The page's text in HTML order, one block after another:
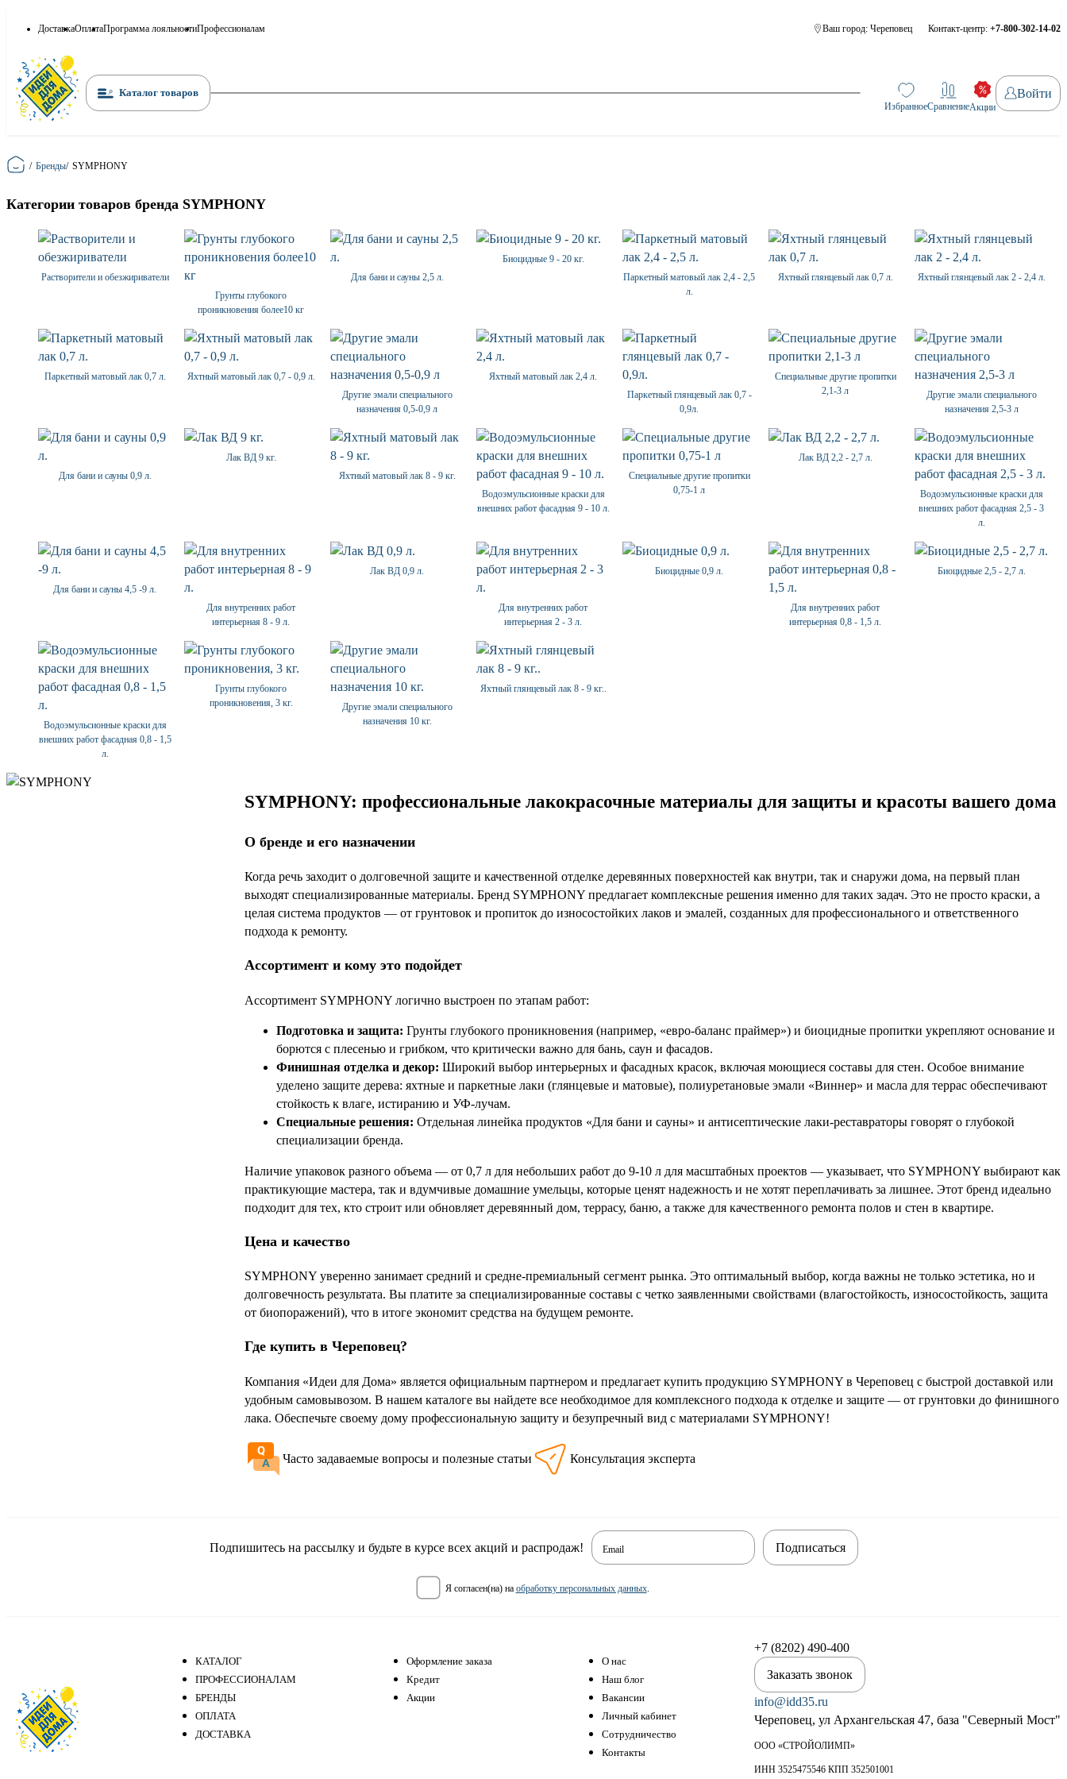
ДоставкаОплатаПрограмма лояльностиПрофессионалам Ваш город: Череповец Контакт-центр: +7-800-302-14-02
Каталог товаров
ИзбранноеСравнениеАкции
Войти
Главная
/ Бренды/ SYMPHONY
Категории товаров бренда SYMPHONY
Растворители и обезжириватели
Грунты глубокого
проникновения более10 кг
Для бани и сауны 2,5 л.
Биоцидные 9 - 20 кг.
Паркетный матовый лак 2,4 - 2,5
л.
Яхтный глянцевый лак 0,7 л. Яхтный глянцевый лак 2 - 2,4 л.
Паркетный матовый лак 0,7 л.
Яхтный матовый лак 0,7 - 0,9 л.
Другие эмали специального
назначения 0,5-0,9 л
Яхтный матовый лак 2,4 л.
Паркетный глянцевый лак 0,7 -
0,9л.
Специальные другие пропитки
2,1-3 л
Другие эмали специального
назначения 2,5-3 л
Для бани и сауны 0,9 л.
Лак ВД 9 кг.
Яхтный матовый лак 8 - 9 кг.
Водоэмульсионные краски для
внешних работ фасадная 9 - 10 л.
Специальные другие пропитки
0,75-1 л
Лак ВД 2,2 - 2,7 л.
Водоэмульсионные краски для
внешних работ фасадная 2,5 - 3
л.
Для бани и сауны 4,5 -9 л.
Для внутренних работ
интерьерная 8 - 9 л.
Лак ВД 0,9 л.
Для внутренних работ
интерьерная 2 - 3 л.
Биоцидные 0,9 л.
Для внутренних работ
интерьерная 0,8 - 1,5 л.
Биоцидные 2,5 - 2,7 л.
Водоэмульсионные краски для
внешних работ фасадная 0,8 - 1,5
л.
Грунты глубокого
проникновения, 3 кг.
Другие эмали специального
назначения 10 кг.
Яхтный глянцевый лак 8 - 9 кг..
SYMPHONY: профессиональные лакокрасочные материалы для защиты и красоты вашего дома
О бренде и его назначении
Когда речь заходит о долговечной защите и качественной отделке деревянных поверхностей как внутри, так и снаружи дома, на первый план
выходят специализированные материалы. Бренд SYMPHONY предлагает комплексные решения именно для таких задач. Это не просто краски, а
целая система продуктов — от грунтовок и пропиток до износостойких лаков и эмалей, созданных для профессионального и ответственного
подхода к ремонту.
Ассортимент и кому это подойдет
Ассортимент SYMPHONY логично выстроен по этапам работ:
Подготовка и защита: Грунты глубокого проникновения (например, «евро-баланс праймер») и биоцидные пропитки укрепляют основание и
борются с плесенью и грибком, что критически важно для бань, саун и фасадов.
Финишная отделка и декор: Широкий выбор интерьерных и фасадных красок, включая моющиеся составы для стен. Особое внимание
уделено защите дерева: яхтные и паркетные лаки (глянцевые и матовые), полиуретановые эмали «Виннер» и масла для террас обеспечивают
стойкость к влаге, истиранию и УФ-лучам.
Специальные решения: Отдельная линейка продуктов «Для бани и сауны» и антисептические лаки-реставраторы говорят о глубокой
специализации бренда.
Наличие упаковок разного объема — от 0,7 л для небольших работ до 9-10 л для масштабных проектов — указывает, что SYMPHONY выбирают как
практикующие мастера, так и вдумчивые домашние умельцы, которые ценят надежность и не хотят переплачивать за лишнее. Этот бренд идеально
подходит для тех, кто строит или обновляет деревянный дом, террасу, баню, а также для качественного ремонта полов и стен в квартире.
Цена и качество
SYMPHONY уверенно занимает средний и средне-премиальный сегмент рынка. Это оптимальный выбор, когда важны не только эстетика, но и
долговечность результата. Вы платите за специализированные составы с четко заявленными свойствами (влагостойкость, износостойкость, защита
от биопоражений), что в итоге экономит средства на будущем ремонте.
Где купить в Череповец?
Компания «Идеи для Дома» является официальным партнером и предлагает купить продукцию SYMPHONY в Череповец с быстрой доставкой или
удобным самовывозом. В нашем каталоге вы найдете все необходимое для комплексного подхода к отделке и защите — от грунтовки до финишного
лака. Обеспечьте своему дому профессиональную защиту и безупречный вид с материалами SYMPHONY!
Часто задаваемые вопросы и полезные статьи Консультация эксперта
Подпишитесь на рассылку и будьте в курсе всех акций и распродаж! Email
я согласен(на) на обработку персональных данных.
Подписаться
КАТАЛОГ
ПРОФЕССИОНАЛАМ
БРЕНДЫ
ОПЛАТА
ДОСТАВКА
Оформление заказа
Кредит
Акции
О нас
Наш блог
Вакансии
Личный кабинет
Сотрудничество
Контакты
+7 (8202) 490-400
Заказать звонок
info@idd35.ru
Череповец, ул Архангельская 47, база "Северный Мост"
ООО «СТРОЙОЛИМП»
ИНН 3525475546 КПП 352501001